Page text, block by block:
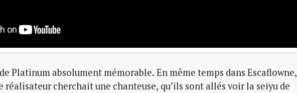
Platinum absolument mémorable. En même temps dans Escaflowne,
réalisateur cherchait une chanteuse, qu’ils sont allés voir la seiyu de